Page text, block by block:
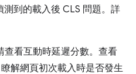
到的載入後 CLS 問題。詳
查看互動時延遲分數。查看
解網頁初次載入時是否發生